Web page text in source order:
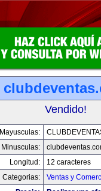
Vendido!
Mayusculas:
Minusculas:
Longitud:
12 caracteres
Categorias:
Ventas y